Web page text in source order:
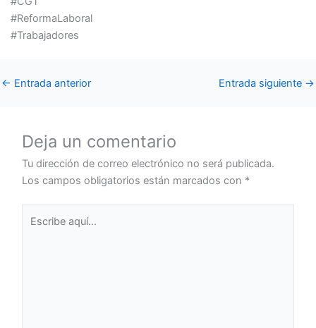
#ReformaLaboral
#Trabajadores
← Entrada anterior Entrada siguiente →
Deja un comentario
Tu dirección de correo electrónico no será publicada.
Los campos obligatorios están marcados con *
aquí...